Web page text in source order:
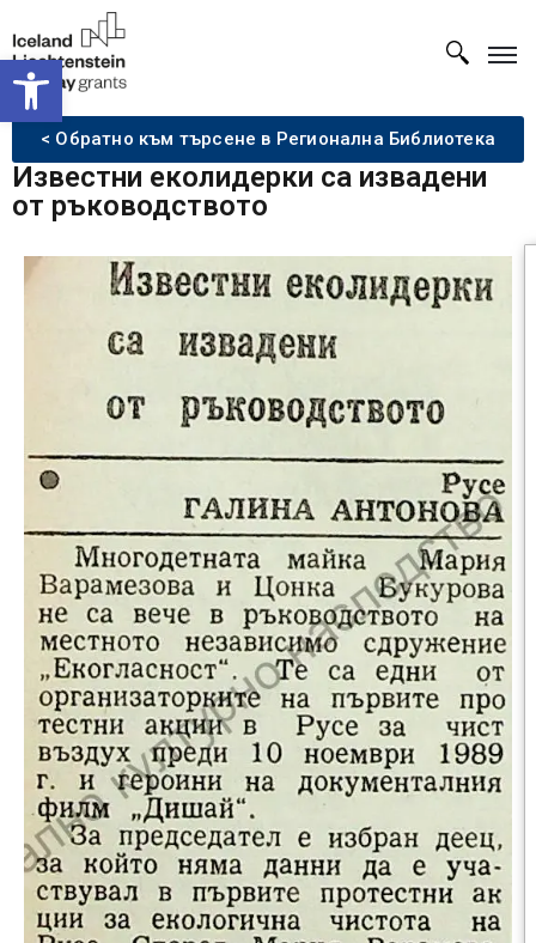
Open toolbar
< Обратно към търсене в Регионална Библиотека
Известни еколидерки са извадени
от ръководството